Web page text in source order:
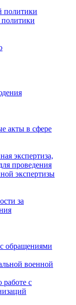
политики
акты в сфере
экспертиза,
проведения
экспертизы
за
обращениями
военной
работе с